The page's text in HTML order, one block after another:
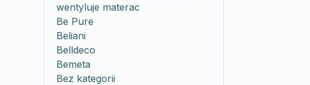
wentyluje materac
Be Pure
Beliani
Belldeco
Bemeta
Bez kategorii